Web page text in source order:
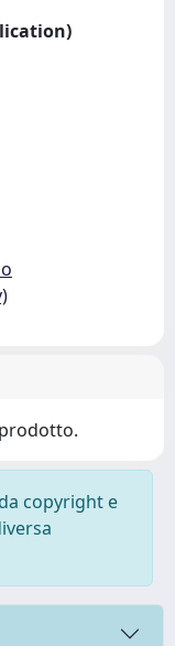
copyright e